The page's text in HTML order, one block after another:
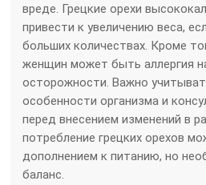
вреде. Грецкие орехи
привести к увеличению веса,
больших количествах. Кроме
женщин может быть аллергия
осторожности. Важно
особенности организма и
перед внесением изменений в
потребление грецких орехов
дополнением к питанию, но
баланс.